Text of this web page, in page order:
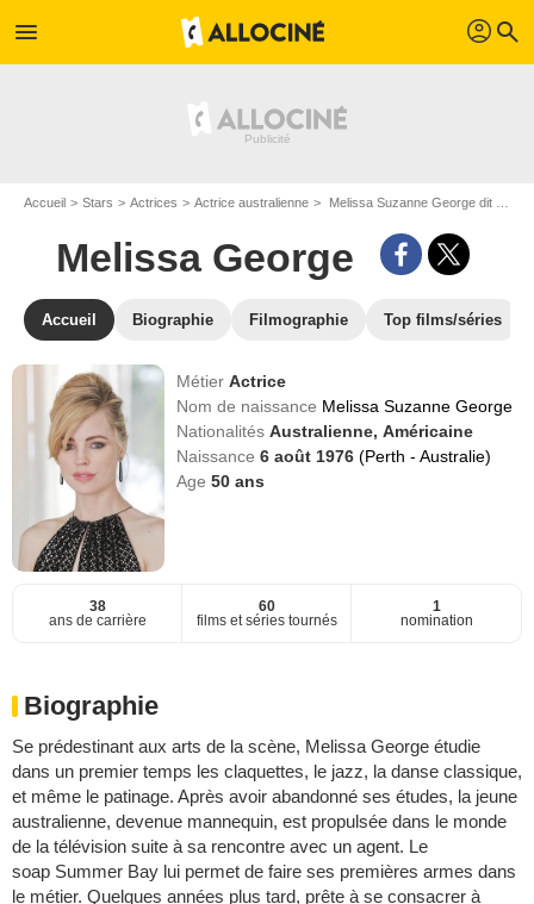
menu profil search
Accueil Stars Actrices Actrice australienne Melissa Suzanne George dit Melissa George
Melissa George
Accueil Biographie Filmographie Top films/séries
MétierActrice
Nom de naissance Melissa Suzanne George
NationalitésAustralienne, Américaine
Naissance6 août 1976(Perth - Australie)
Age50 ans
38
ans de carrière
60
films et séries tournés
1
nomination
Biographie
Se prédestinant aux arts de la scène, Melissa George étudie
dans un premier temps les claquettes, le jazz, la danse classique,
et même le patinage. Après avoir abandonné ses études, la jeune
australienne, devenue mannequin, est propulsée dans le monde
de la télévision suite à sa rencontre avec un agent. Le
soap Summer Bay lui permet de faire ses premières armes dans
le métier. Quelques années plus tard, prête à se consacrer à